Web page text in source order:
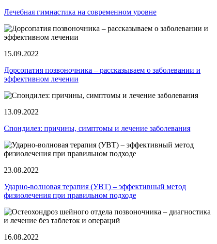
Лечебная гимнастика на современном уровне
15.09.2022
Дорсопатия позвоночника ‒ рассказываем о заболевании и
эффективном лечении
13.09.2022
Спондилез: причины, симптомы и лечение заболевания
23.08.2022
Ударно-волновая терапия (УВТ) ‒ эффективный метод
физиолечения при правильном подходе
16.08.2022